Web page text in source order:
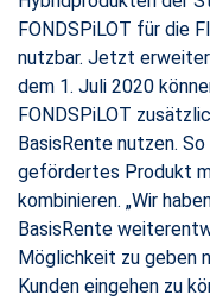
FONDSPiLOT für die
nutzbar. Jetzt
dem 1. Juli 2020
FONDSPiLOT
BasisRente nutzen.
gefördertes Produkt
kombinieren. „Wir
BasisRente
Möglichkeit zu geben
Kunden eingehen zu